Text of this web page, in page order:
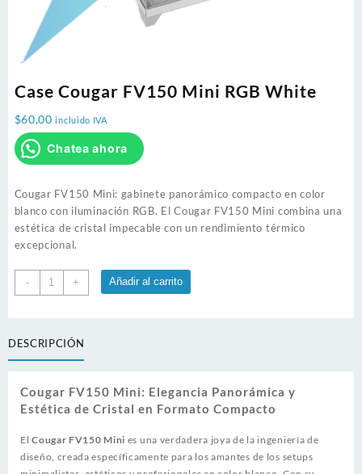
Case Cougar FV150 Mini RGB White
$60,00 incluido IVA
Chatea ahora
Cougar FV150 Mini: gabinete panorámico compacto en color
blanco con iluminación RGB. El Cougar FV150 Mini combina una
estética de cristal impecable con un rendimiento térmico
excepcional.
-
Case
Cougar
RGB
White
+ Añadir al carrito
DESCRIPCIÓN
Cougar FV150 Mini: Elegancia Panorámica y
Estética de Cristal en Formato Compacto
ElCougar FV150 Mini es una verdadera joya de la ingeniería de
diseño, creada específicamente para los amantes de los setups